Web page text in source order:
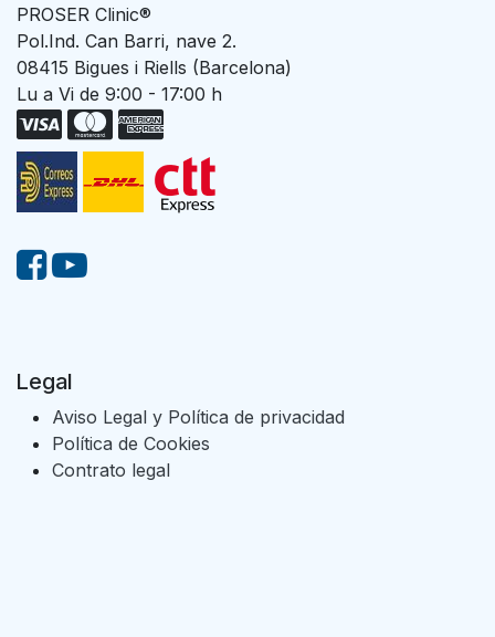
PROSER Clinic®
Pol.Ind. Can Barri, nave 2.
08415 Bigues i Riells (Barcelona)
Lu a Vi de 9:00 - 17:00 h
Legal
Aviso Legal y Política de privacidad
Política de Cookies
Contrato legal